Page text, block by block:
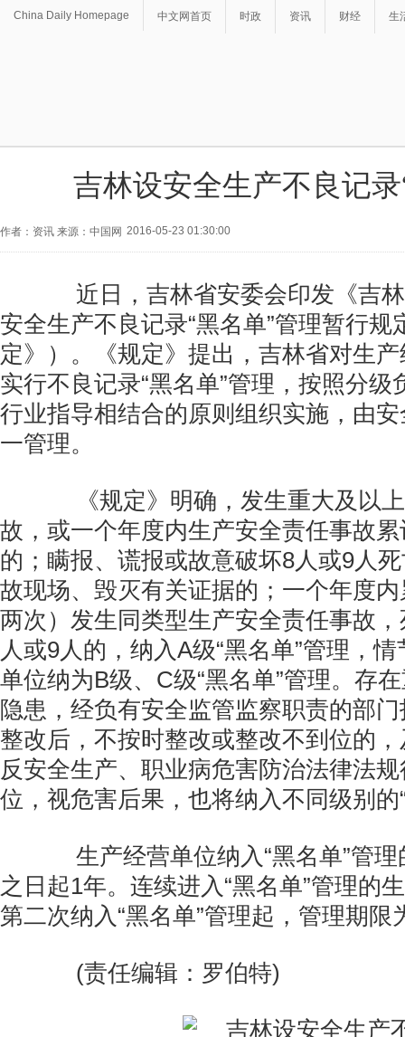
China Daily Homepage 中文网首页 时政 资讯 财经 生
吉林设安全生产不良记
作者：资讯 来源：中国网 2016-05-23 01:30:00
近日，吉林省安委会印发《吉林
安全生产不良记录“黑名单”管理暂行规
定》）。《规定》提出，吉林省对生
实行不良记录“黑名单”管理，按照分级
行业指导相结合的原则组织实施，由
一管理。
《规定》明确，发生重大及以上
故，或一个年度内生产安全责任事故
的；瞒报、谎报或故意破坏8人或9人
故现场、毁灭有关证据的；一个年度
两次）发生同类型生产安全责任事故
人或9人的，纳入A级“黑名单”管理，
单位纳为B级、C级“黑名单”管理。存
隐患，经负有安全监管监察职责的部
整改后，不按时整改或整改不到位的
反安全生产、职业病危害防治法律法
位，视危害后果，也将纳入不同级别的
生产经营单位纳入“黑名单”管理
之日起1年。连续进入“黑名单”管理的
第二次纳入“黑名单”管理起，管理期限
(责任编辑：罗伯特)